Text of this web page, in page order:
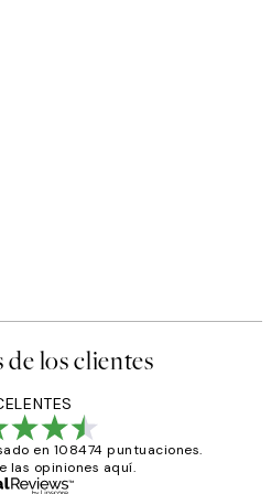
los clientes
en 108474 puntuaciones.
las opiniones aquí.